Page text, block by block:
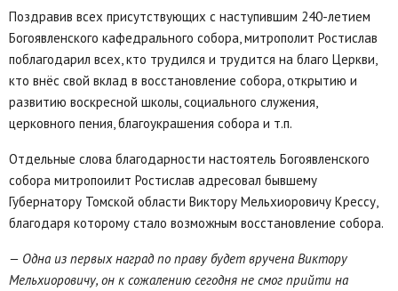
Поздравив всех присутствующих с наступившим 240-летием
Богоявленского кафедрального собора, митрополит Ростислав
поблагодарил всех, кто трудился и трудится на благо Церкви,
кто внёс свой вклад в восстановление собора, открытию и
развитию воскресной школы, социального служения,
церковного пения, благоукрашения собора и т.п.
Отдельные слова благодарности настоятель Богоявленского
собора митропоилит Ростислав адресовал бывшему
Губернатору Томской области Виктору Мельхиоровичу Крессу,
благодаря которому стало возможным восстановление собора.
— Одна из первых наград по праву будет вручена Виктору
Мельхиоровичу, он к сожалению сегодня не смог прийти на